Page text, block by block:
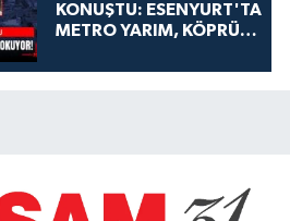
KONUŞTU: ESENYURT'TA
METRO YARIM, KÖPRÜ
KOKUYOR!